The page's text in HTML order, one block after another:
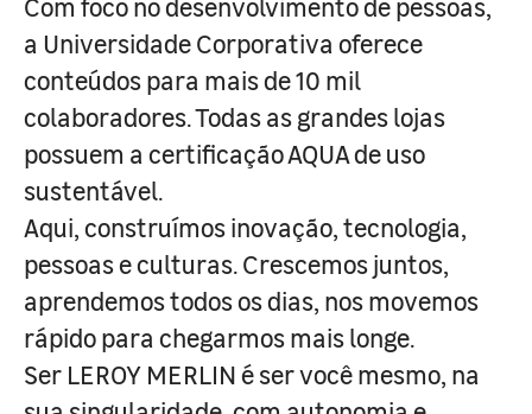
a Universidade Corporativa oferece
conteúdos para mais de 10 mil
colaboradores. Todas as grandes lojas
possuem a certificação AQUA de uso
sustentável.
Aqui, construímos inovação, tecnologia,
pessoas e culturas. Crescemos juntos,
aprendemos todos os dias, nos movemos
rápido para chegarmos mais longe.
Ser LEROY MERLIN é ser você mesmo, na